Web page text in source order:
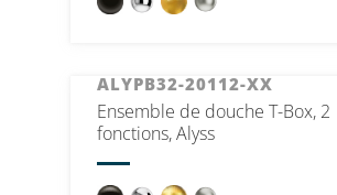
ALYPB32-20112-XX
Ensemble de douche T-Box, 2
fonctions, Alyss